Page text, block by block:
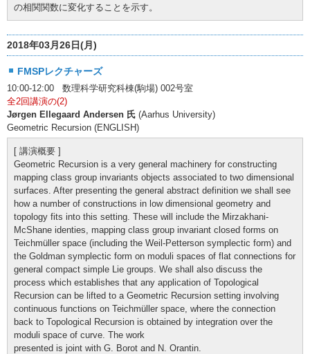
の相関関数に変化することを示す。
2018年03月26日(月)
FMSPレクチャーズ
10:00-12:00 数理科学研究科棟(駒場) 002号室
全2回講演の(2)
Jørgen Ellegaard Andersen 氏 (Aarhus University)
Geometric Recursion (ENGLISH)
[ 講演概要 ]
Geometric Recursion is a very general machinery for constructing
mapping class group invariants objects associated to two dimensional
surfaces. After presenting the general abstract definition we shall see
how a number of constructions in low dimensional geometry and
topology fits into this setting. These will include the Mirzakhani-
McShane identies, mapping class group invariant closed forms on
Teichmüller space (including the Weil-Petterson symplectic form) and
the Goldman symplectic form on moduli spaces of flat connections for
general compact simple Lie groups. We shall also discuss the
process which establishes that any application of Topological
Recursion can be lifted to a Geometric Recursion setting involving
continuous functions on Teichmüller space, where the connection
back to Topological Recursion is obtained by integration over the
moduli space of curve. The work
presented is joint with G. Borot and N. Orantin.